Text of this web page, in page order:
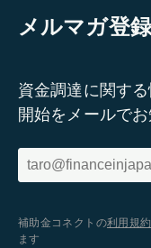
メルマガ登録
資金調達に関す
開始をメールでお
補助金コネクトの利用規約
ます